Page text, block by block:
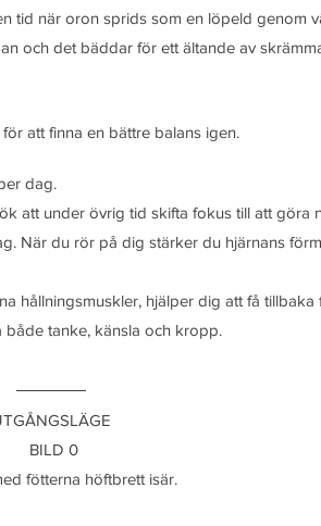
tid när oron sprids som en löpeld genom
och det bäddar för ett ältande av
att finna en bättre balans igen.
dag.
att under övrig tid skifta fokus till att göra
När du rör på dig stärker du hjärnans
hållningsmuskler, hjälper dig att få tillbaka
tanke, känsla och kropp.
BILD 0
fötterna höftbrett isär.